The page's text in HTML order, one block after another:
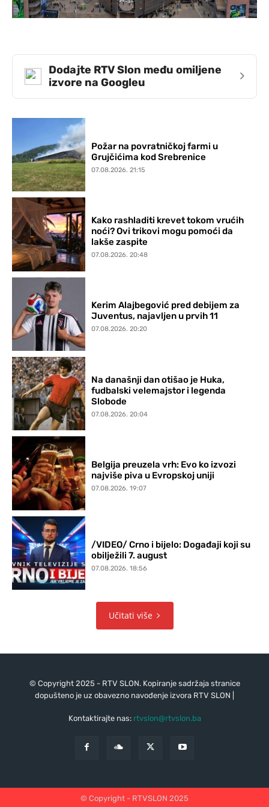
Dodajte RTV Slon među omiljene
izvore na Googleu
›
Požar na povratničkoj farmi u
Grujčićima kod Srebrenice
07.08.2026. 21:15
Kako rashladiti krevet tokom vrućih
noći? Ovi trikovi mogu pomoći da
lakše zaspite
07.08.2026. 20:48
Kerim Alajbegović pred debijem za
Juventus, najavljen u prvih 11
07.08.2026. 20:20
Na današnji dan otišao je Huka,
fudbalski velemajstor i legenda
Slobode
07.08.2026. 20:04
Belgija preuzela vrh: Evo ko izvozi
najviše piva u Evropskoj uniji
07.08.2026. 19:07
/VIDEO/ Crno i bijelo: Događaji koji su
obilježili 7. august
07.08.2026. 18:56
Učitati više
© Copyright 2025 - RTV SLON. Kopiranje sadržaja stranice
dopušteno je uz obavezno navođenje izvora RTV SLON |
Kontaktirajte nas: rtvslon@rtvslon.ba
© Copyright - RTVSLON 2025